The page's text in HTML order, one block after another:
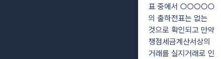
표 중에서 ○○○○○
의 출하전표는 없는
것으로 확인되고 만약
쟁점세금계산서상의
거래를 실지거래로 인